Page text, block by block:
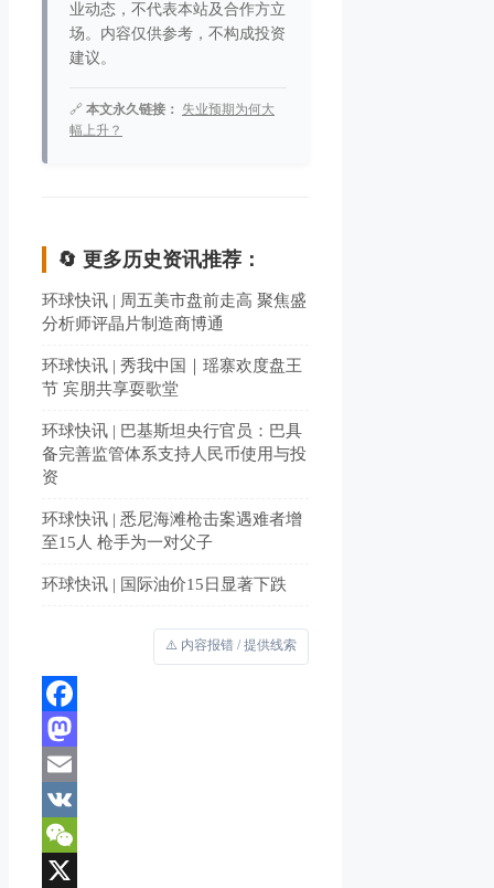
业动态，不代表本站及合作方立
场。内容仅供参考，不构成投资
建议。
🔗 本文永久链接：
失业预期为何大
幅上升？
🔄 更多历史资讯推荐：
环球快讯 | 周五美市盘前走高 聚焦盛
分析师评晶片制造商博通
环球快讯 | 秀我中国｜瑶寨欢度盘王
节 宾朋共享耍歌堂
环球快讯 | 巴基斯坦央行官员：巴具
备完善监管体系支持人民币使用与投
资
环球快讯 | 悉尼海滩枪击案遇难者增
至15人 枪手为一对父子
环球快讯 | 国际油价15日显著下跌
⚠️ 内容报错 / 提供线索
Facebook
Mastodon
Email
VK
WeChat